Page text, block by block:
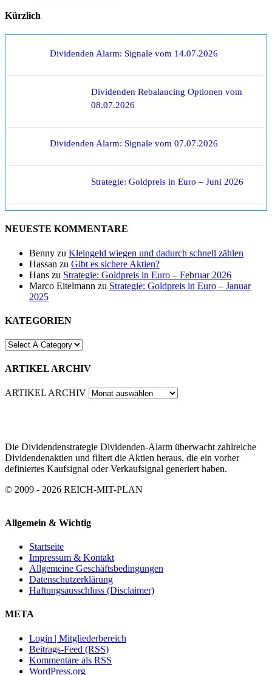
Kürzlich
Dividenden Alarm: Signale vom 14.07.2026
Dividenden Rebalancing Optionen vom
08.07.2026
Dividenden Alarm: Signale vom 07.07.2026
Strategie: Goldpreis in Euro – Juni 2026
NEUESTE KOMMENTARE
Benny zu Kleingeld wiegen und dadurch schnell zählen
Hassan zu Gibt es sichere Aktien?
Hans zu Strategie: Goldpreis in Euro – Februar 2026
Marco Eitelmann zu Strategie: Goldpreis in Euro – Januar
2025
KATEGORIEN
ARTIKEL ARCHIV
ARTIKEL ARCHIV
Die Dividendenstrategie Dividenden-Alarm überwacht zahlreiche
Dividendenaktien und filtert die Aktien heraus, die ein vorher
definiertes Kaufsignal oder Verkaufsignal generiert haben.
© 2009 - 2026 REICH-MIT-PLAN
Allgemein & Wichtig
Startseite
Impressum & Kontakt
Allgemeine Geschäftsbedingungen
Datenschutzerklärung
Haftungsausschluss (Disclaimer)
META
Login | Mitgliederbereich
Beitrags-Feed (RSS)
Kommentare als RSS
WordPress.org